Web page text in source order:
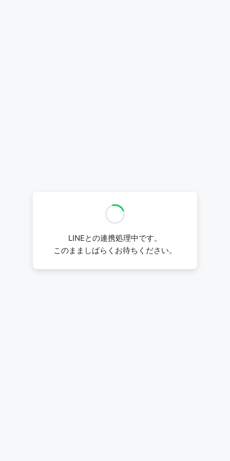
LINEとの連携処理中です。
このまましばらくお待ちください。